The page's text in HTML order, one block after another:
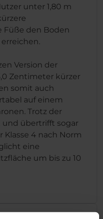
unter 1,80 m
Füße den Boden
Version der
Zentimeter kürzer
somit auch
auf einem
Trotz der
und übertrifft sogar
Klasse 4 nach Norm
eine
um bis zu 10